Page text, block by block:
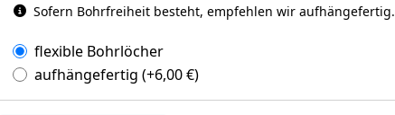
Sofern Bohrfreiheit besteht, empfehlen wir aufhängefertig.
flexible Bohrlöcher
aufhängefertig (+6,00€)